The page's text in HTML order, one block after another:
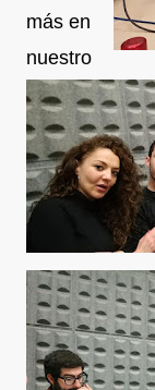
más en
nuestro